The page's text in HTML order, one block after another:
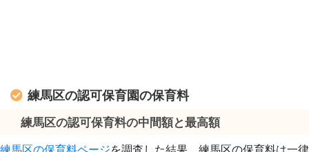
練馬区の認可保育園の保育料
練馬区の認可保育料の中間額と最高額